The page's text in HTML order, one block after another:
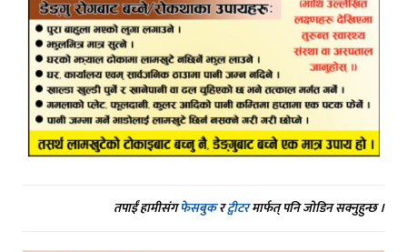
तपाईं हामीसंगफेसबुकरट्वीटरमार्फत् पनि जोडिन सक्नुहुन्छ ।